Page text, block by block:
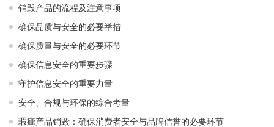
销毁产品的流程及注意事项
确保品质与安全的必要举措
确保质量与安全的必要环节
确保信息安全的重要步骤
守护信息安全的重要力量
安全、合规与环保的综合考量
瑕疵产品销毁：确保消费者安全与品牌信誉的必要环节